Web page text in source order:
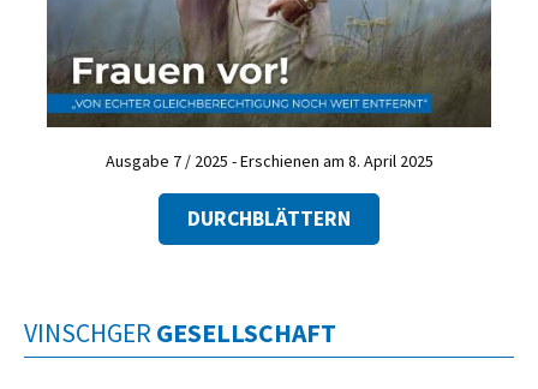
Ausgabe 7 / 2025 - Erschienen am 8. April 2025
DURCHBLÄTTERN
VINSCHGER GESELLSCHAFT